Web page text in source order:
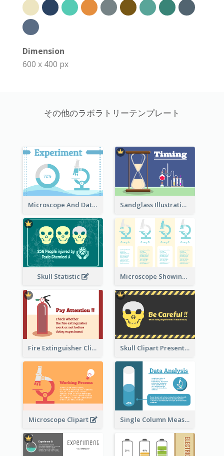
Dimension
600 x 400 px
その他のラボラトリーテンプレート
Microscope And Data Clipart Sandglass Illustration
Skull Statistic Microscope Showing Comparison
Fire Extinguisher Clipart Skull Clipart Presenting Dangerous
Microscope Clipart Single Column Measurement